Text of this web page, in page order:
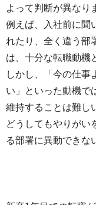
よって判断が異なり
例えば、入社前に聞
れたり、全く違う部
は、十分な転職動機
しかし、「今の仕事
い」といった動機で
維持することは難し
どうしてもやりがい
る部署に異動できな